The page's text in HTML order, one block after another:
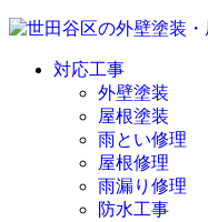
対応工事
外壁塗装
屋根塗装
雨とい修理
屋根修理
雨漏り修理
防水工事